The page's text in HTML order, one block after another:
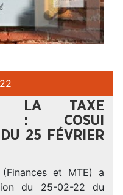
LA TAXE
: COSUI
25 FÉVRIER
et MTE) a
du 25-02-22 du